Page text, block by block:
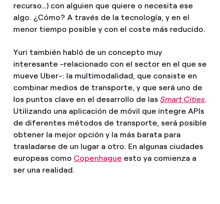
recurso…) con alguien que quiere o necesita ese
algo. ¿Cómo? A través de la tecnología, y en el
menor tiempo posible y con el coste más reducido.
Yuri también habló de un concepto muy
interesante -relacionado con el sector en el que se
mueve Uber-: la multimodalidad, que consiste en
combinar medios de transporte, y que será uno de
los puntos clave en el desarrollo de las Smart Cities.
Utilizando una aplicación de móvil que integre APIs
de diferentes métodos de transporte, será posible
obtener la mejor opción y la más barata para
trasladarse de un lugar a otro. En algunas ciudades
europeas como Copenhague esto ya comienza a
ser una realidad.